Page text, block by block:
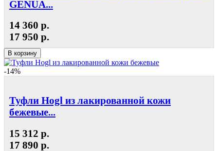
GENUA...
14 360 р.
17 950 р.
В корзину
-14%
Туфли Hogl из лакированной кожи
бежевые...
15 312 р.
17 890 р.